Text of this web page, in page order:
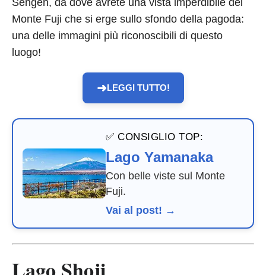
Sengen, da dove avrete una vista imperdibile del
Monte Fuji che si erge sullo sfondo della pagoda:
una delle immagini più riconoscibili di questo
luogo!
➜LEGGI TUTTO!
✅ CONSIGLIO TOP:
Lago Yamanaka
Con belle viste sul Monte
Fuji.
Vai al post! →